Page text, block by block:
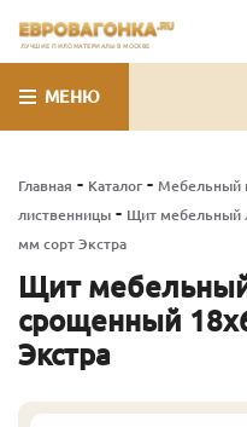
ЛУЧШИЕ ПИЛОМАТЕРИАЛЫ В МОСКВЕ
МЕНЮ
Главная - Каталог - Мебельный
лиственницы - Щит мебельный
мм сорт Экстра
Щит
срощенный
Экстра